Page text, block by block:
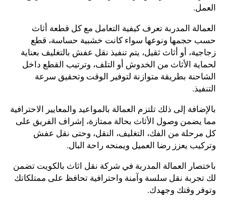
العمل.
العمالة المدربة تعرف كيفية التعامل مع كل قطعة أثاث
حسب حجمها ونوعها سواء كانت خشبية حساسة، قطع
زجاجية، أو أثاث ثقيل، يتم تنفيذ نقل عفش بالتغليف بعناية
لحماية الأثاث من الخدوش أو التلف، وترتيب القطع داخل
الشاحنة بطريقة متوازنة لتوفير الوقت وتحقيق سرعة
التنفيذ.
بالإضافة إلى ذلك تلتزم العمالة بالمواعيد والمعايير الاحترافية
مما يضمن وصول الأثاث بحالة ممتازة، إشراف الفريق على
كل مرحلة من الفك، التغليف، النقل، وحتى نقل عفش
وتركيب يعزز رضا العميل ويمنحه راحة البال.
باختصار العمالة المدربة في شركة نقل اثاث بالكويت تضمن
لك تجربة نقل سلسة وآمنة واحترافية تحافظ على ممتلكاتك
وتوفر وقتك وجهدك.